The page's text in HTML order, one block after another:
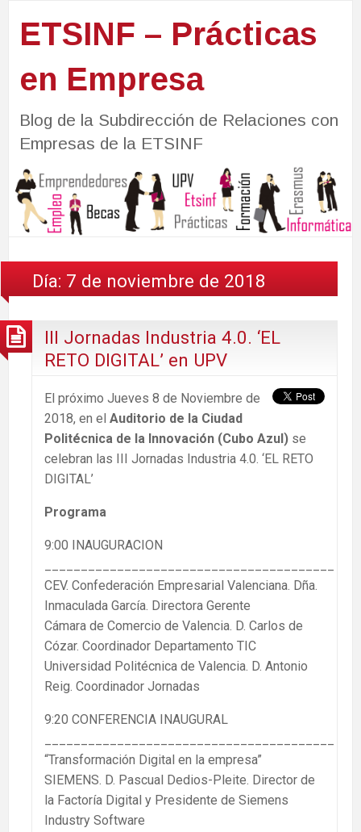
ETSINF – Prácticas
en Empresa
Blog de la Subdirección de Relaciones con
Empresas de la ETSINF
Día: 7 de noviembre de 2018
III Jornadas Industria 4.0. ‘EL
RETO DIGITAL’ en UPV
El próximo Jueves 8 de Noviembre de
2018, en el Auditorio de la Ciudad
Politécnica de la Innovación (Cubo Azul) se
celebran las III Jornadas Industria 4.0. ‘EL RETO
DIGITAL’
Programa
9:00 INAUGURACION
CEV. Confederación Empresarial Valenciana. Dña.
Inmaculada García. Directora Gerente
Cámara de Comercio de Valencia. D. Carlos de
Cózar. Coordinador Departamento TIC
Universidad Politécnica de Valencia. D. Antonio
Reig. Coordinador Jornadas
9:20 CONFERENCIA INAUGURAL
“Transformación Digital en la empresa”
SIEMENS. D. Pascual Dedios-Pleite. Director de
la Factoría Digital y Presidente de Siemens
Industry Software